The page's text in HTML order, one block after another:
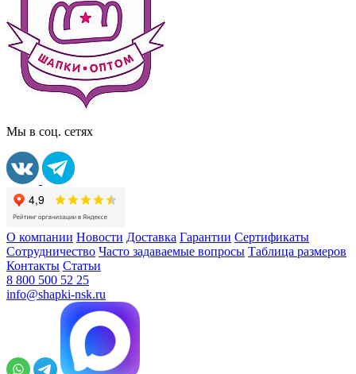
Мы в соц. сетях
О компании Новости Доставка Гарантии Сертификаты
Сотрудничество Часто задаваемые вопросы Таблица размеров
Контакты Статьи
8 800 500 52 25
info@shapki-nsk.ru